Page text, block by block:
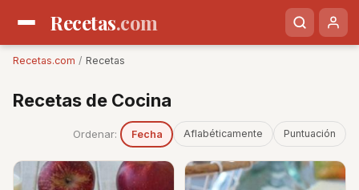
Recetas.com
Recetas.com / Recetas
Recetas de Cocina
Ordenar: Fecha Aflabéticamente Puntuación